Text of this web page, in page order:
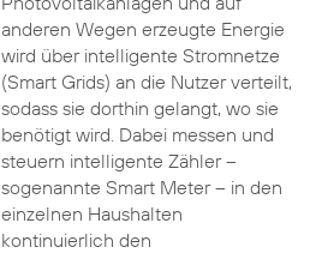
anderen Wegen erzeugte Energie
wird über intelligente Stromnetze
(Smart Grids) an die Nutzer verteilt,
sodass sie dorthin gelangt, wo sie
benötigt wird. Dabei messen und
steuern intelligente Zähler –
sogenannte Smart Meter – in den
einzelnen Haushalten
kontinuierlich den